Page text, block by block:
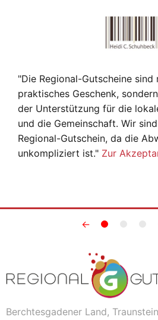
"Die Regional-Gutscheine sind
praktisches Geschenk,
der Unterstützung für die
und die Gemeinschaft. Wir
Regional-Gutschein, da die
unkompliziert ist." Zur
←
Berchtesgadener Land,